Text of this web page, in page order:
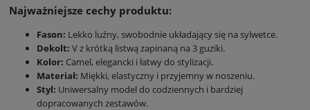
Najważniejsze cechy produktu:
Fason: Lekko luźny, swobodnie układający się na sylwetce.
Dekolt: V z krótką listwą zapinaną na 3 guziki.
Kolor: Camel, elegancki i łatwy do stylizacji.
Materiał: Miękki, elastyczny i przyjemny w noszeniu.
Styl: Uniwersalny model do codziennych i bardziej
dopracowanych zestawów.